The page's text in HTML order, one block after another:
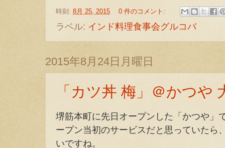
時刻: 8月 25, 2015 0 件のコメント:
ラベル: インド料理食事会グルコバ
2015年8月24日月曜日
「カツ丼 梅」＠かつや
堺筋本町に先日オープンした「かつや」
ープン当初のサービスだと思っていたら
いですね。